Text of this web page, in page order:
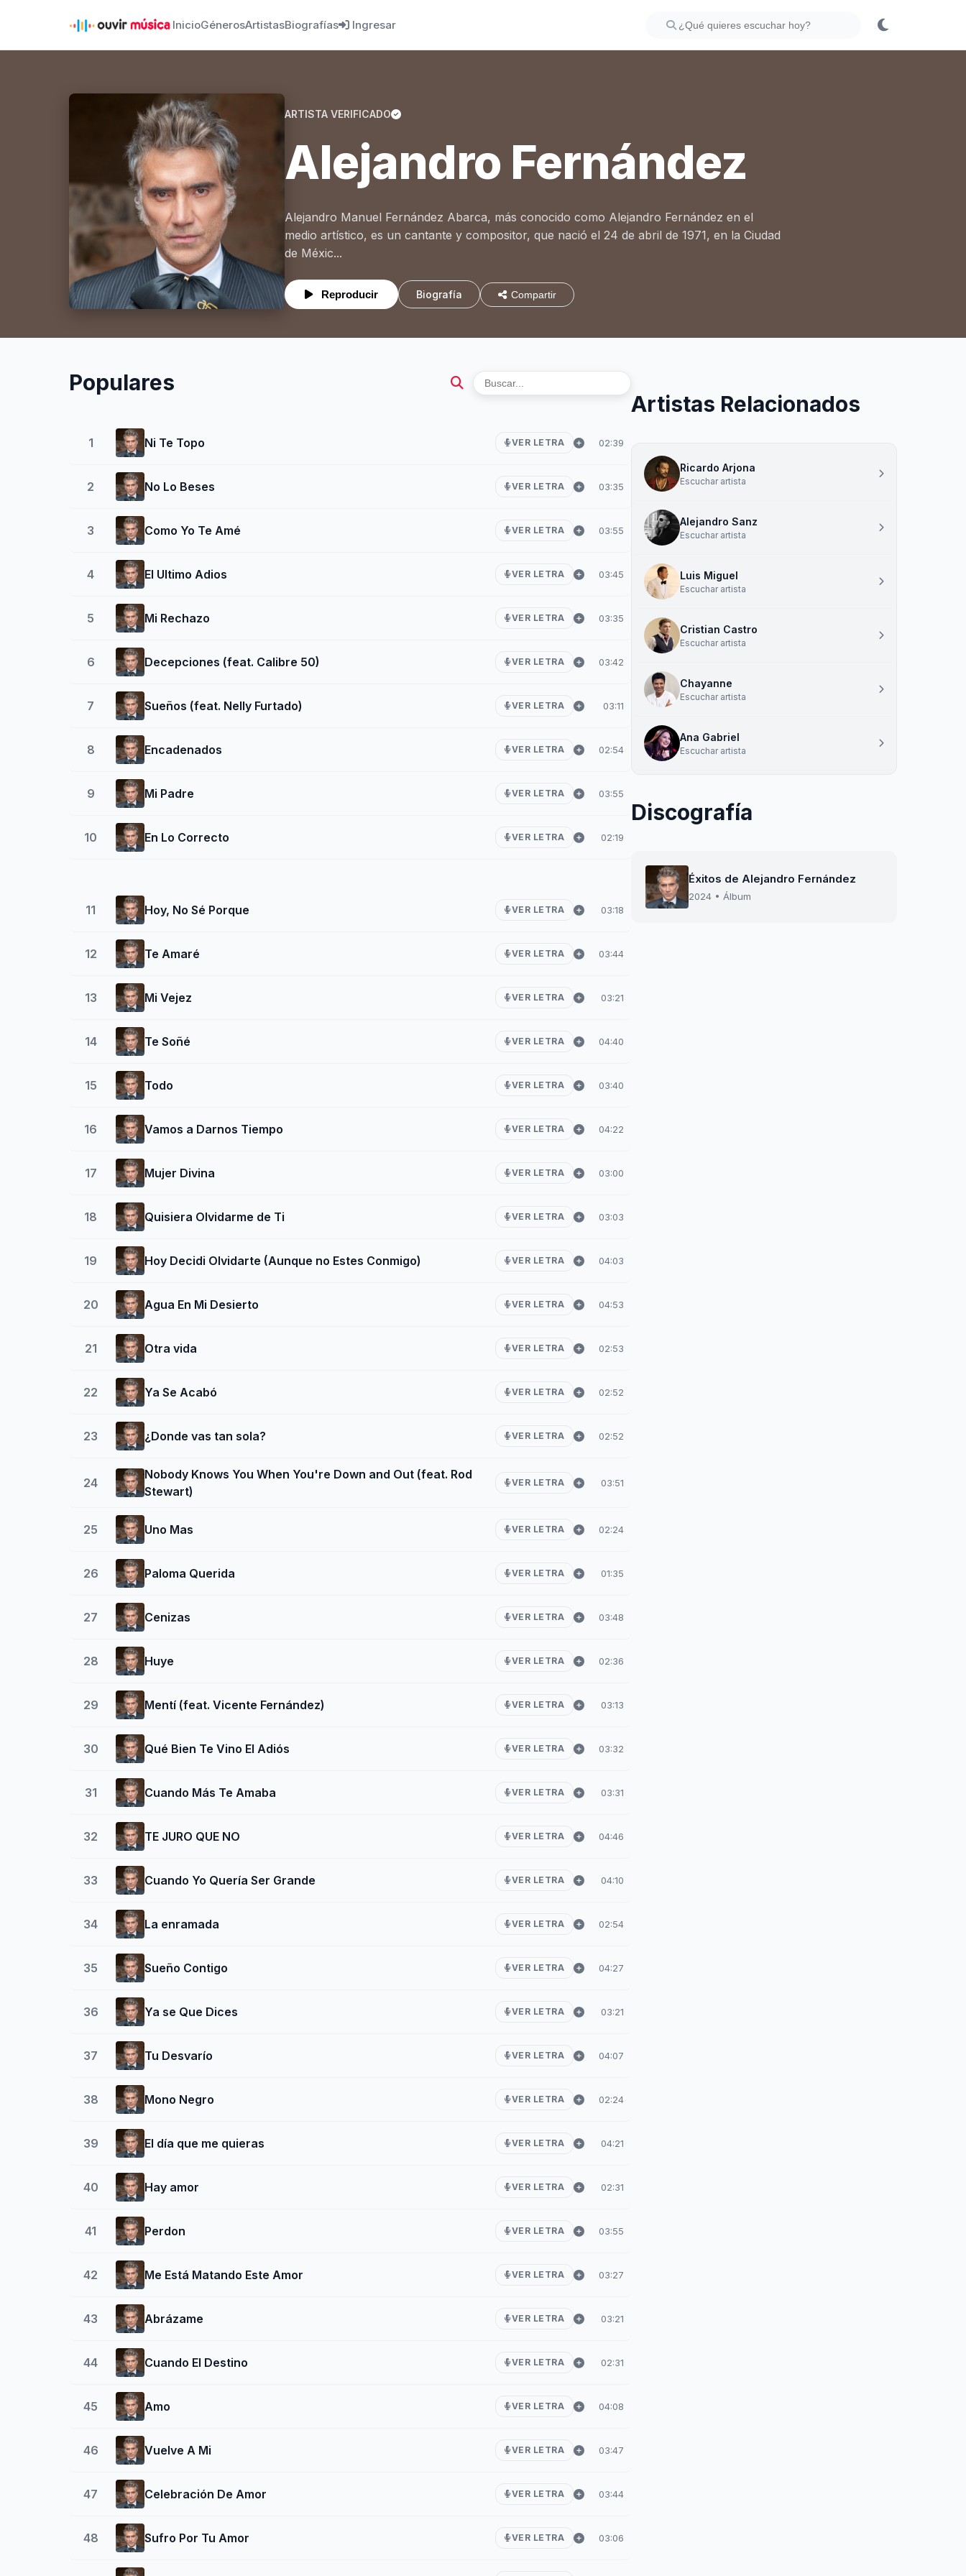
InicioGénerosArtistasBiografías Ingresar
ARTISTA VERIFICADO
Alejandro Fernández
Alejandro Manuel Fernández Abarca, más conocido como Alejandro Fernández en el
medio artístico, es un cantante y compositor, que nació el 24 de abril de 1971, en la Ciudad
de Méxic...
Reproducir Biografía Compartir
Populares
1 Ni Te Topo VER LETRA 02:39
2 No Lo Beses VER LETRA 03:35
3 Como Yo Te Amé VER LETRA 03:55
4 El Ultimo Adios VER LETRA 03:45
5 Mi Rechazo VER LETRA 03:35
6 Decepciones (feat. Calibre 50) VER LETRA 03:42
7 Sueños (feat. Nelly Furtado) VER LETRA 03:11
8 Encadenados VER LETRA 02:54
9 Mi Padre VER LETRA 03:55
10 En Lo Correcto VER LETRA 02:19
11 Hoy, No Sé Porque VER LETRA 03:18
12 Te Amaré VER LETRA 03:44
13 Mi Vejez VER LETRA 03:21
14 Te Soñé VER LETRA 04:40
15 Todo VER LETRA 03:40
16 Vamos a Darnos Tiempo VER LETRA 04:22
17 Mujer Divina VER LETRA 03:00
18 Quisiera Olvidarme de Ti VER LETRA 03:03
19 Hoy Decidi Olvidarte (Aunque no Estes Conmigo) VER LETRA 04:03
20 Agua En Mi Desierto VER LETRA 04:53
21 Otra vida VER LETRA 02:53
22 Ya Se Acabó VER LETRA 02:52
23 ¿Donde vas tan sola? VER LETRA 02:52
24
Nobody Knows You When You're Down and Out (feat. Rod
Stewart)
VER LETRA 03:51
25 Uno Mas VER LETRA 02:24
26 Paloma Querida VER LETRA 01:35
27 Cenizas VER LETRA 03:48
28 Huye VER LETRA 02:36
29 Mentí (feat. Vicente Fernández) VER LETRA 03:13
30 Qué Bien Te Vino El Adiós VER LETRA 03:32
31 Cuando Más Te Amaba VER LETRA 03:31
32 TE JURO QUE NO VER LETRA 04:46
33 Cuando Yo Quería Ser Grande VER LETRA 04:10
34 La enramada VER LETRA 02:54
35 Sueño Contigo VER LETRA 04:27
36 Ya se Que Dices VER LETRA 03:21
37 Tu Desvarío VER LETRA 04:07
38 Mono Negro VER LETRA 02:24
39 El día que me quieras VER LETRA 04:21
40 Hay amor VER LETRA 02:31
41 Perdon VER LETRA 03:55
42 Me Está Matando Este Amor VER LETRA 03:27
43 Abrázame VER LETRA 03:21
44 Cuando El Destino VER LETRA 02:31
45 Amo VER LETRA 04:08
46 Vuelve A Mi VER LETRA 03:47
47 Celebración De Amor VER LETRA 03:44
48 Sufro Por Tu Amor VER LETRA 03:06
Artistas Relacionados
Ricardo Arjona
Escuchar artista
Alejandro Sanz
Escuchar artista
Luis Miguel
Escuchar artista
Cristian Castro
Escuchar artista
Chayanne
Escuchar artista
Ana Gabriel
Escuchar artista
Discografía
Éxitos de Alejandro Fernández
2024 • Álbum